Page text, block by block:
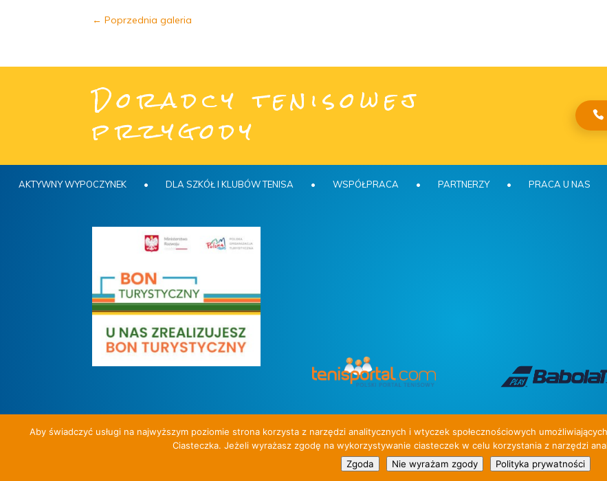
←Poprzednia galeria
Doradcy tenisowej
przygody
AKTYWNY WYPOCZYNEK • DLA SZKÓŁ I KLUBÓW TENISA • WSPÓŁPRACA • PARTNERZY • PRACA U NAS
Aktywny wypoczynek i nauka tenisa z Tenis Travel. W ofercie obozy dla dzieci i młodzieży.
Aby świadczyć usługi na najwyższym poziomie strona korzysta z narzędzi analitycznych i wtyczek społecznościowych
Ciasteczka. Jeżeli wyrażasz zgodę na wykorzystywanie ciasteczek w celu korzystania z narzędzi
Zgoda
Nie wyrażam zgody Polityka prywatności